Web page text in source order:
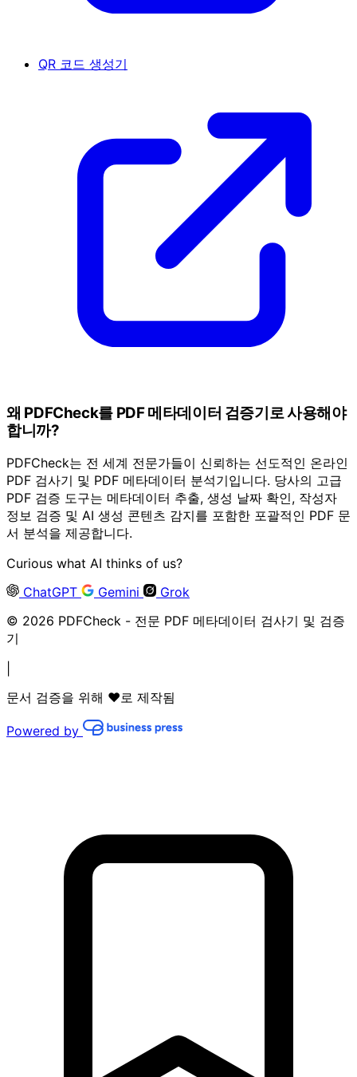
QR 코드 생성기
왜 PDFCheck를 PDF 메타데이터 검증기로 사용해야
합니까?
PDFCheck는 전 세계 전문가들이 신뢰하는 선도적인 온라인
PDF 검사기 및 PDF 메타데이터 분석기입니다. 당사의 고급
PDF 검증 도구는 메타데이터 추출, 생성 날짜 확인, 작성자
정보 검증 및 AI 생성 콘텐츠 감지를 포함한 포괄적인 PDF 문
서 분석을 제공합니다.
Curious what AI thinks of us?
ChatGPT
Gemini
Grok
© 2026 PDFCheck - 전문 PDF 메타데이터 검사기 및 검증
기
문서 검증을 위해 ❤️로 제작됨
Powered by